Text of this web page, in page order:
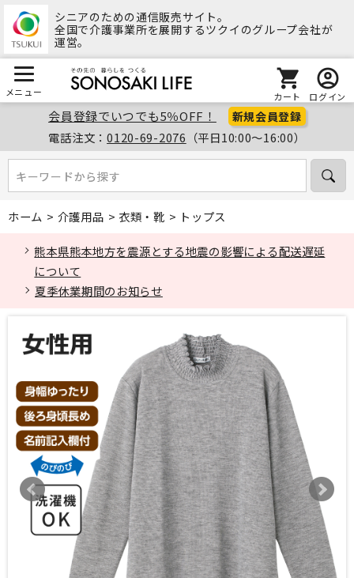
シニアのための通信販売サイト。
全国で介護事業所を展開するツクイのグループ会社が
運営。
メニュー カート ログイン
会員登録でいつでも5％OFF！ 新規会員登録
電話注文：0120-69-2076 （平日10:00～16:00）
キーワードから探す
キーワードから探す
ホーム > 介護用品 > 衣類・靴 > トップス
熊本県熊本地方を震源とする地震の影響による配送遅延
について
夏季休業期間のお知らせ